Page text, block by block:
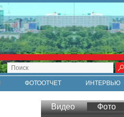
ФОТООТЧЕТ
ИНТЕРВЬЮ
Видео Фото